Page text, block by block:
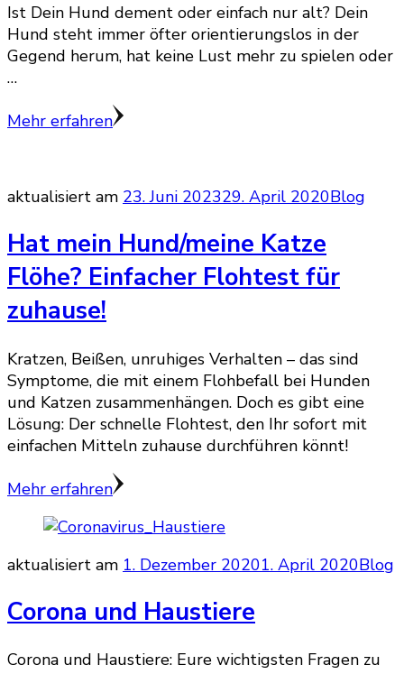
Ist Dein Hund dement oder einfach nur alt? Dein
Hund steht immer öfter orientierungslos in der
Gegend herum, hat keine Lust mehr zu spielen oder
…
Mehr erfahren
aktualisiert am 23. Juni 202329. April 2020Blog
Hat mein Hund/meine Katze
Flöhe? Einfacher Flohtest für
zuhause!
Kratzen, Beißen, unruhiges Verhalten – das sind
Symptome, die mit einem Flohbefall bei Hunden
und Katzen zusammenhängen. Doch es gibt eine
Lösung: Der schnelle Flohtest, den Ihr sofort mit
einfachen Mitteln zuhause durchführen könnt!
Mehr erfahren
aktualisiert am 1. Dezember 20201. April 2020Blog
Corona und Haustiere
Corona und Haustiere: Eure wichtigsten Fragen zu